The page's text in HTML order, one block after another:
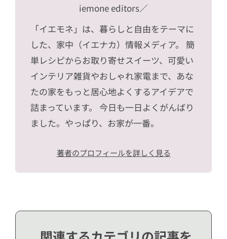
iemone editors／
「イエモネ」は、暮らしと自由をテーマに
した、家中（イエナカ）情報メディア。 簡
単レシピからお取り寄せスイーツ、可愛い
インテリア雑貨やおしゃれ家電まで、あな
たの家をもっと居心地よくするアイデアで
詰まっています。 今日も一日よくがんばり
ました。やっぱり、お家が一番。
著者のプロフィールを詳しく見る